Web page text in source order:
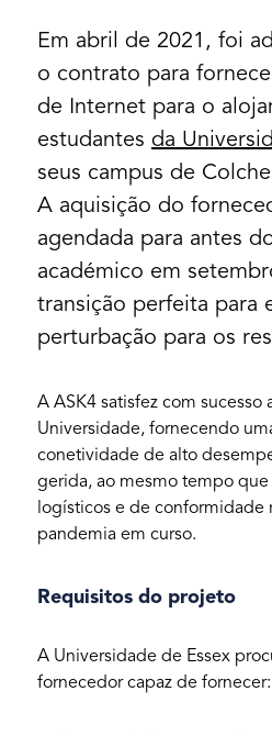
Em abril de 2021, foi
o contrato para
de Internet para o
estudantes da
seus campus de
A aquisição do
agendada para antes
académico em
transição perfeita para
perturbação para os
A ASK4 satisfez com sucesso
Universidade, fornecendo
conetividade de alto
gerida, ao mesmo tempo
logísticos e de conformidade
pandemia em curso.
Requisitos do projeto
A Universidade de Essex
fornecedor capaz de fornecer: